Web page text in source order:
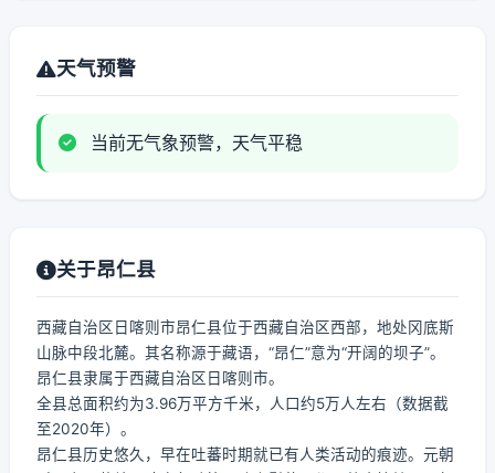
天气预警
当前无气象预警，天气平稳
关于昂仁县
西藏自治区日喀则市昂仁县位于西藏自治区西部，地处冈底斯
山脉中段北麓。其名称源于藏语，“昂仁”意为“开阔的坝子”。
昂仁县隶属于西藏自治区日喀则市。
全县总面积约为3.96万平方千米，人口约5万人左右（数据截
至2020年）。
昂仁县历史悠久，早在吐蕃时期就已有人类活动的痕迹。元朝